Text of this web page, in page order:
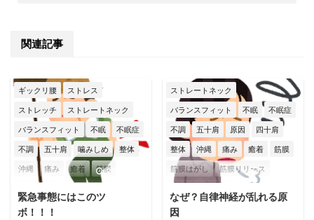
関連記事
ギックリ腰
ストレス
ストレッチ
ストレートネック
バランスフィット
不眠
不眠症
不調
五十肩 噛みしめ
整体
沖縄
痛み 癒着
筋膜
筋膜整体
2023/11/27
緊急事態にはこのツ
ボ！！！
ストレートネック
バランスフィット
不眠
不眠症
不調
五十肩 原因
四十肩
整体
沖縄 痛み 癒着
筋膜
筋膜はがし
筋膜リリース
膝痛
2024/7/16
なぜ？自律神経が乱れる原
因